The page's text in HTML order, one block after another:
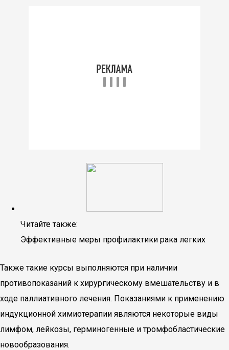
Читайте также:
Эффективные меры профилактики рака легких
Также такие курсы выполняются при наличии
противопоказаний к хирургическому вмешательству и в
ходе паллиативного лечения. Показаниями к применению
индукционной химиотерапии являются некоторые виды
лимфом, лейкозы, герминогенные и тромфобластические
новообразования.